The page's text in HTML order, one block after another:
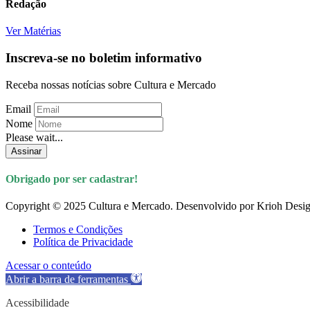
Redação
Ver Matérias
Inscreva-se no boletim informativo
Receba nossas notícias sobre Cultura e Mercado
Email
Nome
Please wait...
Assinar
Obrigado por ser cadastrar!
Copyright © 2025 Cultura e Mercado. Desenvolvido por Krioh
Termos e Condições
Política de Privacidade
Acessar o conteúdo
Abrir a barra de ferramentas
Acessibilidade